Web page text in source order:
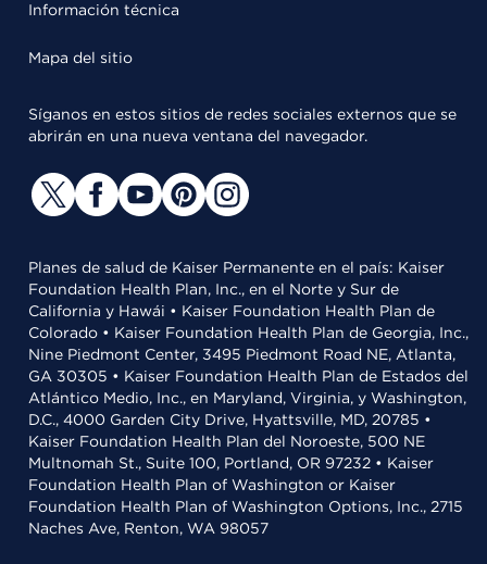
Información técnica
Mapa del sitio
Síganos en estos sitios de redes sociales externos que se
abrirán en una nueva ventana del navegador.
Planes de salud de Kaiser Permanente en el país: Kaiser
Foundation Health Plan, Inc., en el Norte y Sur de
California y Hawái • Kaiser Foundation Health Plan de
Colorado • Kaiser Foundation Health Plan de Georgia, Inc.,
Nine Piedmont Center, 3495 Piedmont Road NE, Atlanta,
GA 30305 • Kaiser Foundation Health Plan de Estados del
Atlántico Medio, Inc., en Maryland, Virginia, y Washington,
D.C., 4000 Garden City Drive, Hyattsville, MD, 20785 •
Kaiser Foundation Health Plan del Noroeste, 500 NE
Multnomah St., Suite 100, Portland, OR 97232 • Kaiser
Foundation Health Plan of Washington or Kaiser
Foundation Health Plan of Washington Options, Inc., 2715
Naches Ave, Renton, WA 98057